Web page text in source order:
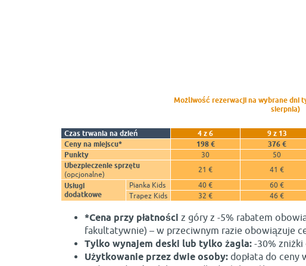
Możliwość rezerwacji na wybrane dni
sierpnia)
Czas trwania na dzień
4 z 6 9 z 13
Ceny na miejscu*
198 € 376 €
Punkty
30 50
Ubezpieczenie sprzętu
(opcjonalne)
21 € 41 €
Usługi
dodatkowe
Pianka Kids 40 € 60 €
Trapez Kids
32 € 46 €
*Cena przy płatności z góry z -5% rabatem
fakultatywnie) – w przeciwnym razie obowiązuje
Tylko wynajem deski lub tylko żagla: -30%
Użytkowanie przez dwie osoby: dopłata do ceny